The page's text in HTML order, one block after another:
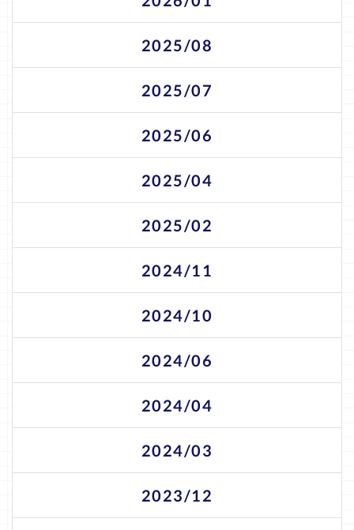
2025/08
2025/07
2025/06
2025/04
2025/02
2024/11
2024/10
2024/06
2024/04
2024/03
2023/12